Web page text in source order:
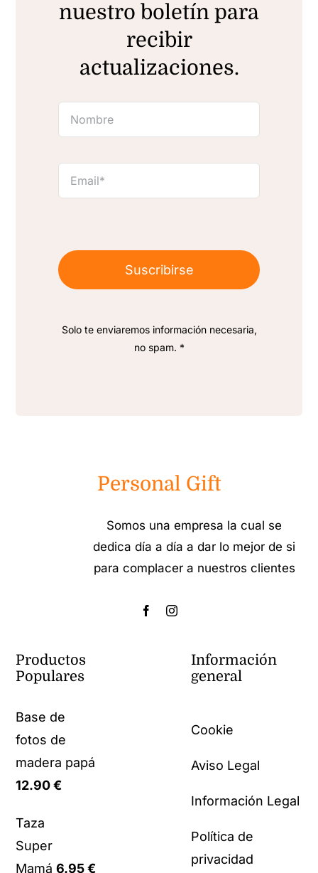
nuestro boletín para
recibir
actualizaciones.
Suscribirse
Solo te enviaremos información necesaria,
no spam. *
Personal Gift
Somos una empresa la cual se
dedica día a día a dar lo mejor de si
para complacer a nuestros clientes
Productos
Populares
Base de
fotos de
madera papá
12.90€
Taza
Super
Mamá 6.95€
Información
general
Cookie
Aviso Legal
Información Legal
Política de
privacidad